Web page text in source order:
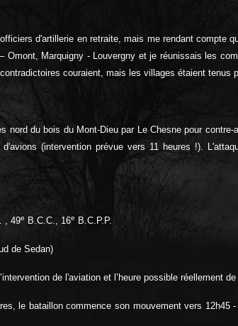
d'artillerie en retraite, mais me rendant
Marquigny - Louvergny et je réunissais les
couraient, mais les villages étaient
nord du bois du Mont-Dieu par Le Chesne pour contre-
(intervention prévue vers 11 heures !).
, 49e B.C.C., 16e B.C.P.P.
de Sedan)
de l'aviation et l’heure possible réellement de
le bataillon commence son mouvement vers